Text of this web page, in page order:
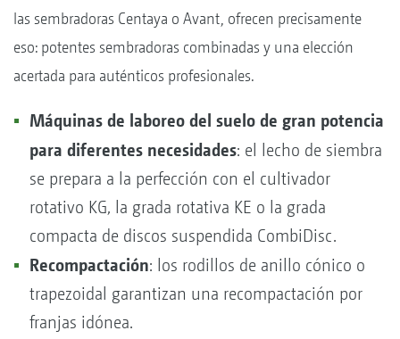
las sembradoras Centaya o Avant, ofrecen precisamente
eso: potentes sembradoras combinadas y una elección
acertada para auténticos profesionales.
Máquinas de laboreo del suelo de gran potencia
para diferentes necesidades: el lecho de siembra
se prepara a la perfección con el cultivador
rotativo KG, la grada rotativa KE o la grada
compacta de discos suspendida CombiDisc.
Recompactación: los rodillos de anillo cónico o
trapezoidal garantizan una recompactación por
franjas idónea.